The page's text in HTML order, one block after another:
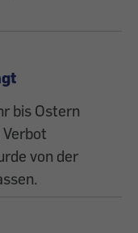
bis Ostern
von der